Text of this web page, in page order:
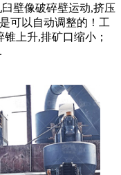
壁像破碎壁运动,挤压
可以自动调整的！工
上升,排矿口缩小；